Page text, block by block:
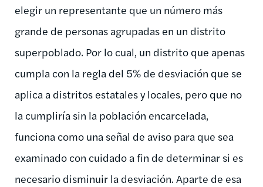
elegir un representante que un número más
grande de personas agrupadas en un distrito
superpoblado. Por lo cual, un distrito que apenas
cumpla con la regla del 5% de desviación que se
aplica a distritos estatales y locales, pero que no
la cumpliría sin la población encarcelada,
funciona como una señal de aviso para que sea
examinado con cuidado a fin de determinar si es
necesario disminuir la desviación. Aparte de esa